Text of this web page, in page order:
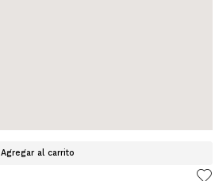
Agregar al carrito